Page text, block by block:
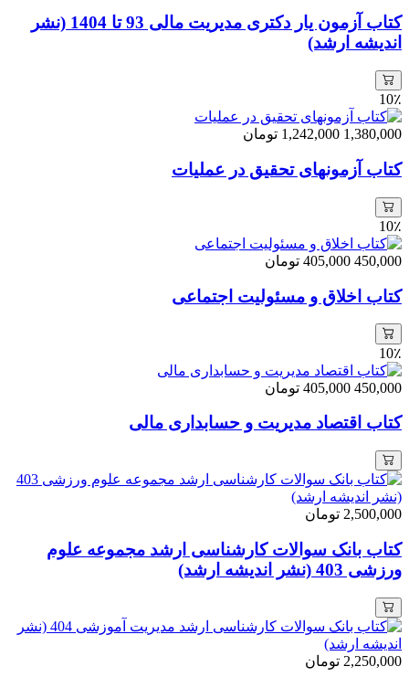
کتاب آزمون یار دکتری مدیریت مالی 93 تا 1404 (نشر
اندیشه ارشد)
10٪
1,380,000
1,242,000 تومان
کتاب آزمونهای تحقیق در عملیات
10٪
450,000
405,000 تومان
کتاب اخلاق و مسئولیت اجتماعی
10٪
450,000
405,000 تومان
کتاب اقتصاد مدیریت و حسابداری مالی
2,500,000 تومان
کتاب بانک سوالات کارشناسی ارشد مجموعه علوم
ورزشی 403 (نشر اندیشه ارشد)
2,250,000 تومان